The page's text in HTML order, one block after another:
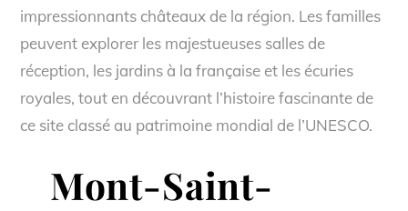
impressionnants châteaux de la région. Les familles
peuvent explorer les majestueuses salles de
réception, les jardins à la française et les écuries
royales, tout en découvrant l’histoire fascinante de
ce site classé au patrimoine mondial de l’UNESCO.
Mont-Saint-